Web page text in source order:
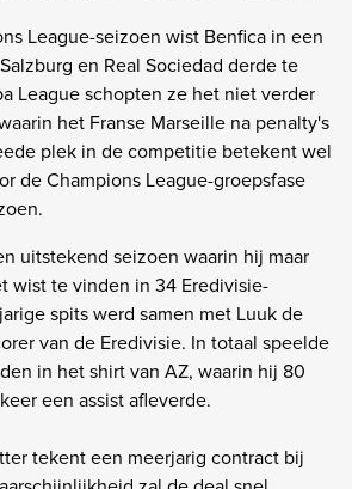
League-seizoen wist Benfica in een
en Real Sociedad derde te
League schopten ze het niet verder
het Franse Marseille na penalty's
plek in de competitie betekent wel
de Champions League-groepsfase
uitstekend seizoen waarin hij maar
wist te vinden in 34 Eredivisie-
spits werd samen met Luuk de
van de Eredivisie. In totaal speelde
in het shirt van AZ, waarin hij 80
een assist afleverde.
tekent een meerjarig contract bij